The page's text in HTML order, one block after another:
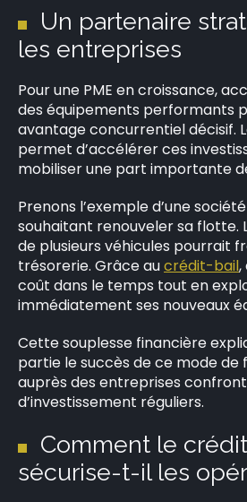
Un partenaire
les entreprises
Pour une PME en croissance,
des équipements performants
avantage concurrentiel décisif.
permet d’accélérer ces
mobiliser une part importante
Prenons l’exemple d’une
souhaitant renouveler sa flotte.
de plusieurs véhicules pourrait
trésorerie. Grâce aucrédit-bail,
coût dans le temps tout en
immédiatement ses nouveaux
Cette souplesse financière
partie le succès de ce mode de
auprès des entreprises
d’investissement réguliers.
Comment le
sécurise-t-il les